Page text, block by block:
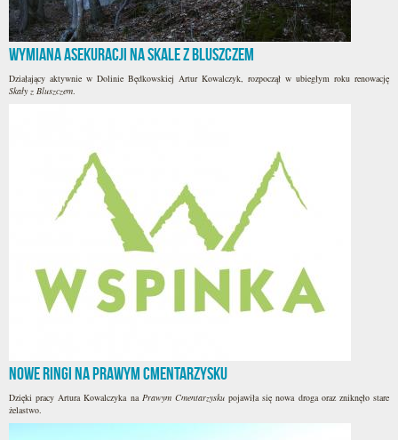
Wymiana asekuracji na Skale z Bluszczem
Działający aktywnie w Dolinie Będkowskiej Artur Kowalczyk, rozpoczął w ubiegłym roku renowację
Skały z Bluszczem.
Nowe ringi na Prawym Cmentarzysku
Dzięki pracy Artura Kowalczyka na Prawym Cmentarzyskupojawiła się nowa droga oraz zniknęło stare
żelastwo.